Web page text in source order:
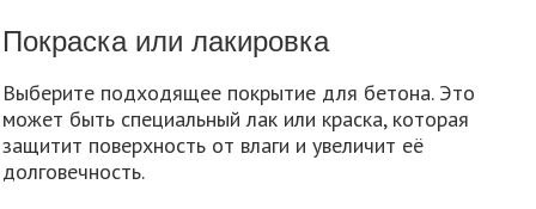
Покраска или лакировка
Выберите подходящее покрытие для бетона. Это
может быть специальный лак или краска, которая
защитит поверхность от влаги и увеличит её
долговечность.